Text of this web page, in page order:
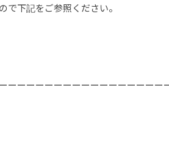
で下記をご参照ください。
ーーーーーーーーーーーーーーーーー